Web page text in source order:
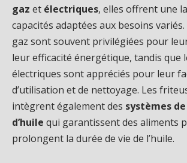
gaz et électriques, elles offrent une
capacités adaptées aux besoins
gaz sont souvent privilégiées pour
leur efficacité énergétique, tandis que
électriques sont appréciés pour leur
d’utilisation et de nettoyage. Les
intègrent également des systèmes
d’huile qui garantissent des aliments
prolongent la durée de vie de l’huile.